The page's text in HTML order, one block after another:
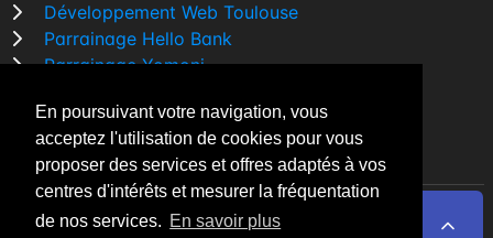
En poursuivant votre navigation, vous
acceptez l'utilisation de cookies pour vous
proposer des services et offres adaptés à vos
centres d'intérêts et mesurer la fréquentation
de nos services. En savoir plus
Développement Web Toulouse
Parrainage Hello Bank
Parrainage Yomoni
Comparatif banque